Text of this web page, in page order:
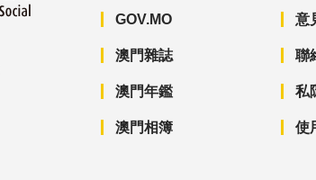
GOV.MO
澳門雜誌
澳門年鑑
澳門相簿
意
聯
私
使